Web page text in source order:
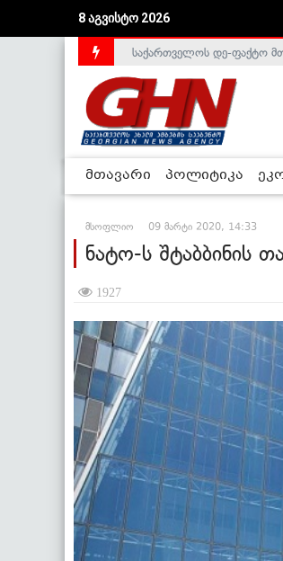
8 აგვისტო 2026
საქართველოს დე-ფაქტო
მთავარი პოლიტიკა
მსოფლიო 09 მარტი 2020, 14:33
ნატო-ს შტაბბინის
1927